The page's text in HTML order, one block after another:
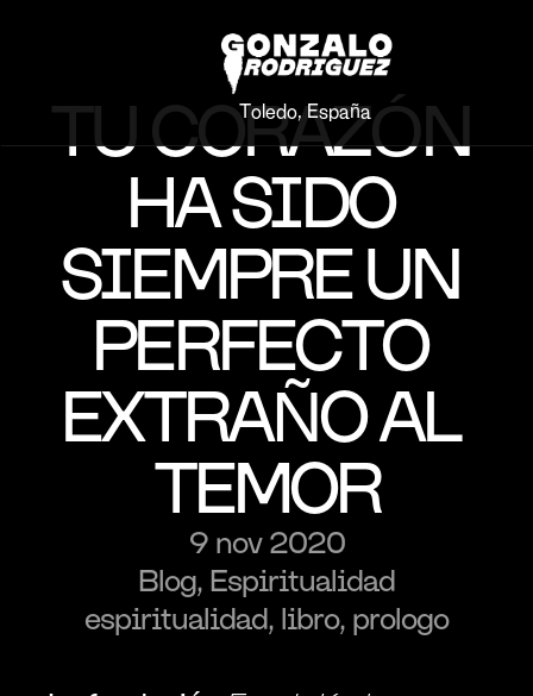
Toledo, España
TU CORAZÓN
HA SIDO
SIEMPRE UN
PERFECTO
EXTRAÑO AL
TEMOR
9 nov 2020
Blog, Espiritualidad
espiritualidad, libro, prologo